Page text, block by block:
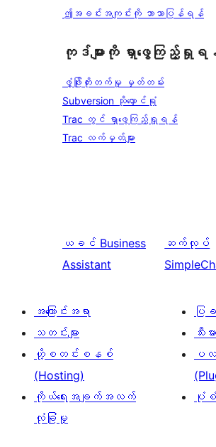
ဤအခင်းအကျင်းကို ဘာသာပြန်ရန်
ကုဒ်များကို ရှာဖွေကြည့်ရှုရ
ဖွံ့ဖြိုးတိုးတက်မှု မှတ်တမ်း
Subversion သိုလှောင်ရုံ
Trac တွင် ရှာဖွေကြည့်ရှုရန်
Trac လက်မှတ်များ
ယခင် Business
Assistant
ဆက်လုပ်
အကြောင်းအရာ
သတင်းများ
ဟို့စတင်းစနစ်
(Hosting)
ကိုယ်ရေးအချက်အလက်
လုံခြုံမှု
ပြ
သီးမ
ပလ
ပုံစံ